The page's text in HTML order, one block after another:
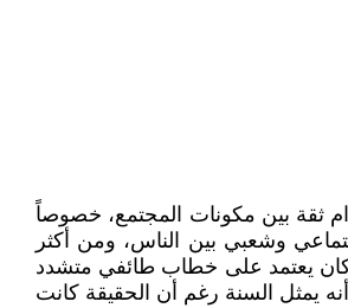
ثقة بين مكونات المجتمع، خصوصاً
وشعبي بين الناس، ومن أكثر
كان يعتمد على خطاب طائفي متشدد
يمثل السنة رغم أن الحقيقة كانت